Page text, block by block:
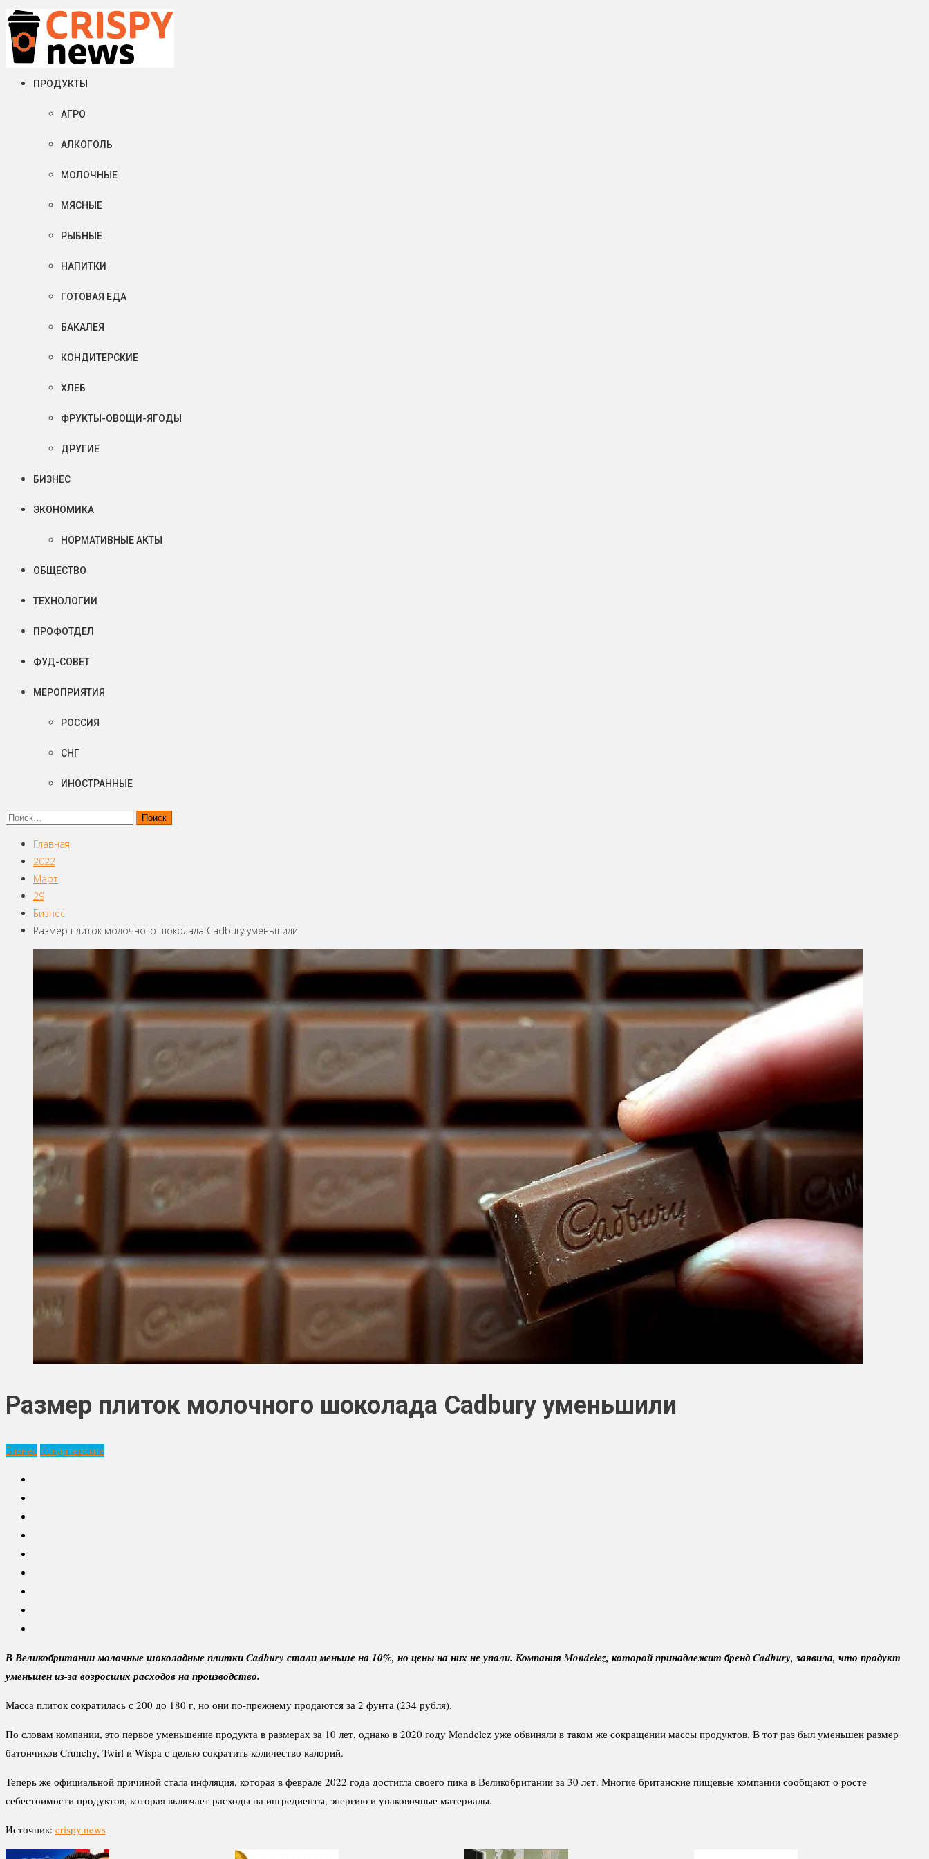
Воскресенье, 09 августа, 2026
Crispy News/Криспи Ньюс
События и тенденции рынка пищевой промышленности в России и мире
ПРОДУКТЫ
АГРО
АЛКОГОЛЬ
МОЛОЧНЫЕ
МЯСНЫЕ
РЫБНЫЕ
НАПИТКИ
ГОТОВАЯ ЕДА
БАКАЛЕЯ
КОНДИТЕРСКИЕ
ХЛЕБ
ФРУКТЫ-ОВОЩИ-ЯГОДЫ
ДРУГИЕ
БИЗНЕС
ЭКОНОМИКА
НОРМАТИВНЫЕ АКТЫ
ОБЩЕСТВО
ТЕХНОЛОГИИ
ПРОФОТДЕЛ
ФУД-СОВЕТ
МЕРОПРИЯТИЯ
РОССИЯ
СНГ
ИНОСТРАННЫЕ
Найти:
Главная
2022
Март
29
Бизнес
Размер плиток молочного шоколада Cadbury уменьшили
Размер плиток молочного шоколада Cadbury уменьшили
Бизнес Кондитерские
В Великобритании молочные шоколадные плитки Cadbury стали меньше на 10%, но цены на них не упали. Компания Mondelez, которой принадлежит бренд Cadbury, заявила, что продукт
уменьшен из-за возросших расходов на производство.
Масса плиток сократилась с 200 до 180 г, но они по-прежнему продаются за 2 фунта (234 рубля).
По словам компании, это первое уменьшение продукта в размерах за 10 лет, однако в 2020 году Mondelez уже обвиняли в таком же сокращении массы продуктов. В тот раз был уменьшен размер
батончиков Crunchy, Twirl и Wispa с целью сократить количество калорий.
Теперь же официальной причиной стала инфляция, которая в феврале 2022 года достигла своего пика в Великобритании за 30 лет. Многие британские пищевые компании сообщают о росте
себестоимости продуктов, которая включает расходы на ингредиенты, энергию и упаковочные материалы.
Источник: crispy.news